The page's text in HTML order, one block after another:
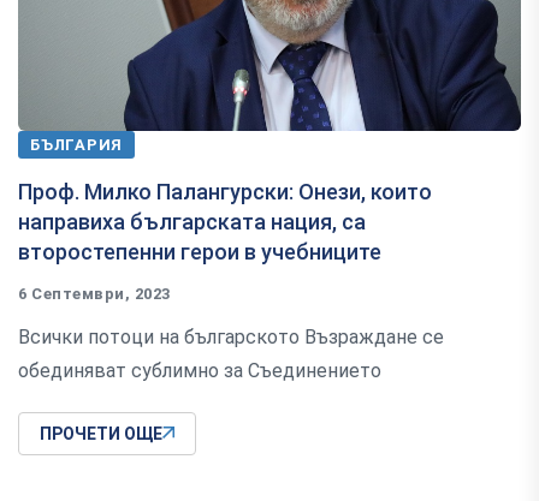
БЪЛГАРИЯ
Проф. Милко Палангурски: Онези, които
направиха българската нация, са
второстепенни герои в учебниците
6 Септември, 2023
Всички потоци на българското Възраждане се
обединяват сублимно за Съединението
ПРОЧЕТИ ОЩЕ